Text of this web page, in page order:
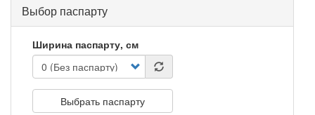
Выбор паспарту
Ширина паспарту, см
Выбрать паспарту